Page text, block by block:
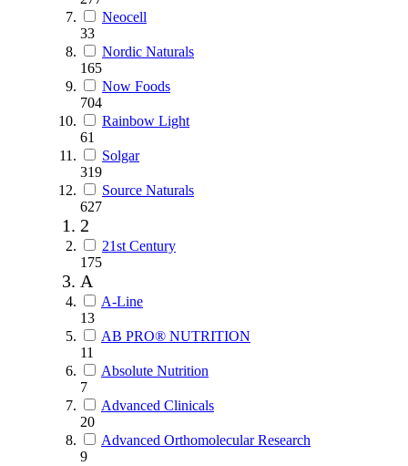
Neocell
33
Nordic Naturals
165
Now Foods
704
Rainbow Light
61
Solgar
319
Source Naturals
627
2
21st Century
175
A
A-Line
13
AB PRO® NUTRITION
11
Absolute Nutrition
7
Advanced Clinicals
20
Advanced Orthomolecular Research
9